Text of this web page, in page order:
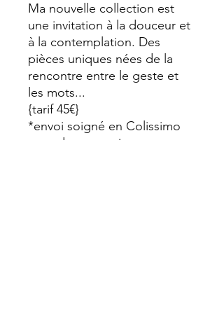
​Ma nouvelle collection est
une invitation à la douceur et
à la contemplation. Des
pièces uniques nées de la
rencontre entre le geste et
les mots...
{tarif 45€}
*envoi soigné en Colissimo
sous deux semaines